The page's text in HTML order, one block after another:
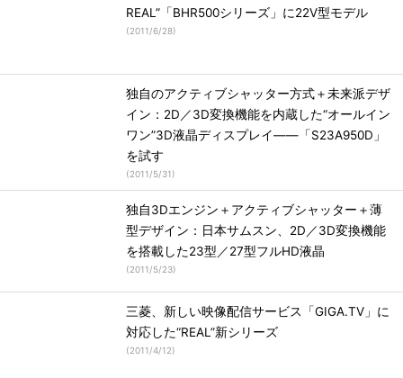
REAL”「BHR500シリーズ」に22V型モデル
(2011/6/28)
独自のアクティブシャッター方式＋未来派デザ
イン：2D／3D変換機能を内蔵した“オールイン
ワン”3D液晶ディスプレイ――「S23A950D」
を試す
(2011/5/31)
独自3Dエンジン＋アクティブシャッター＋薄
型デザイン：日本サムスン、2D／3D変換機能
を搭載した23型／27型フルHD液晶
(2011/5/23)
三菱、新しい映像配信サービス「GIGA.TV」に
対応した“REAL”新シリーズ
(2011/4/12)